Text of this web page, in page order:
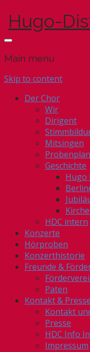
Hugo-
Main menu
Skip to content
Der Chor
Wir
Dirigent
Mitsingen
Probenplan
Geschichte
Hugo
HDC intern
Konzerte
Hörproben
Konzerthistorie
Freunde &
Paten
Kontakt & Presse
Kontakt
Presse
HDC Info
Impressum